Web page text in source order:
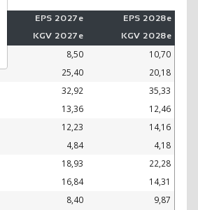
EPS 2027e EPS 2028e
KGV 2027e KGV 2028e
8,50
10,70
25,40
20,18
32,92
35,33
13,36
12,46
12,23
14,16
4,84
4,18
18,93
22,28
16,84
14,31
8,40
9,87